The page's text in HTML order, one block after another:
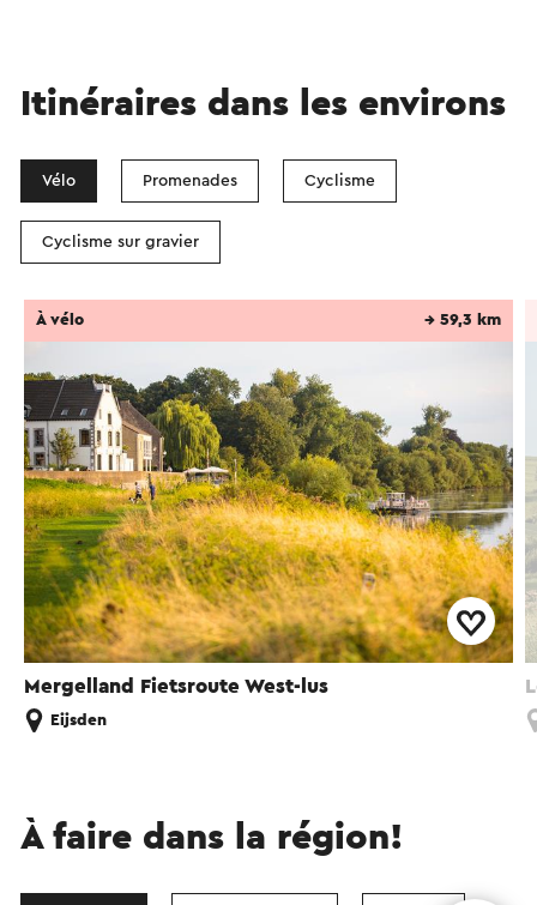
Itinéraires dans les environs
Vélo Promenades Cyclisme
Cyclisme sur gravier
Mergelland Fietsroute West-lus
À vélo → 59,3 km
Eijsden
À faire dans la région!